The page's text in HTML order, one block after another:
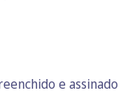
e assinado